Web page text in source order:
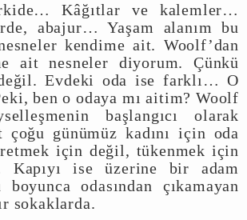
Kâğıtlar ve kalemler…
abajur… Yaşam alanım bu
kendime ait. Woolf’dan
ait nesneler diyorum. Çünkü
Evdeki oda ise farklı… O
ben o odaya mı aitim? Woolf
başlangıcı olarak
çoğu günümüz kadını için oda
için değil, tükenmek için
Kapıyı ise üzerine bir adam
odasından çıkamayan
sokaklarda.